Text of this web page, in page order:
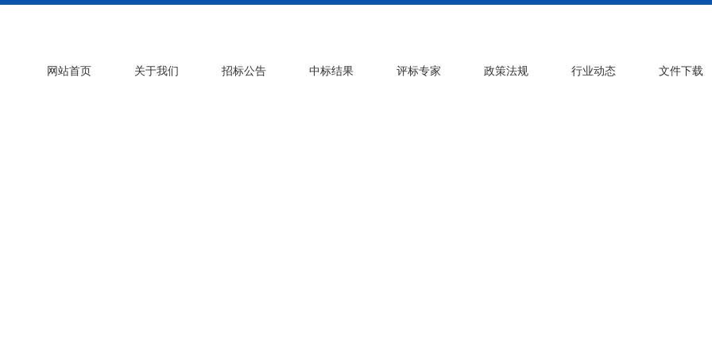
网站首页 关于我们 招标公告 中标结果 评标专家 政策法规 行业动态 文件下载